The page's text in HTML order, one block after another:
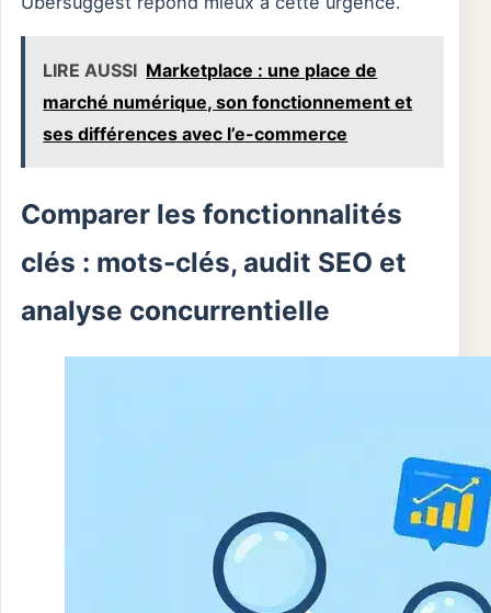
LIRE AUSSI Marketplace : une place de
marché numérique, son fonctionnement et
ses différences avec l’e-commerce
Comparer les fonctionnalités
clés : mots-clés, audit SEO et
analyse concurrentielle